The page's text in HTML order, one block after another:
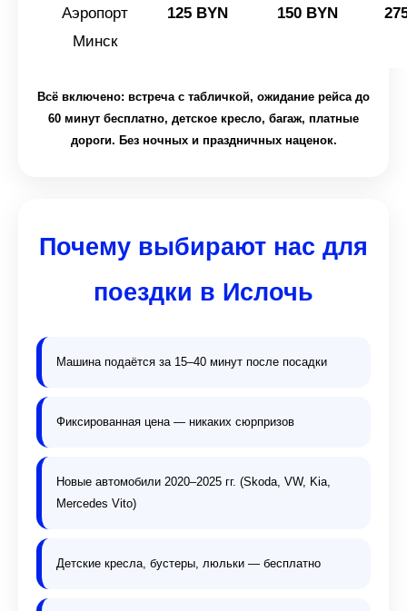
Аэропорт
Минск
125 BYN 150 BYN
Всё включено: встреча с табличкой, ожидание рейса до
60 минут бесплатно, детское кресло, багаж, платные
дороги. Без ночных и праздничных наценок.
Почему выбирают нас для
поездки в Ислочь
Машина подаётся за 15–40 минут после посадки
Фиксированная цена — никаких сюрпризов
Новые автомобили 2020–2025 гг. (Skoda, VW, Kia,
Mercedes Vito)
Детские кресла, бустеры, люльки — бесплатно